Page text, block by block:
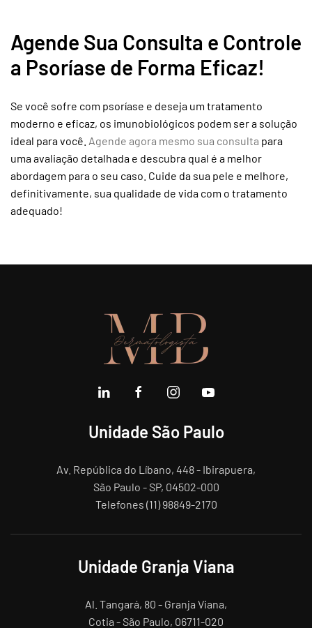
Agende Sua Consulta e Controle
a Psoríase de Forma Eficaz!
Se você sofre com psoríase e deseja um tratamento
moderno e eficaz, os imunobiológicos podem ser a solução
ideal para você. Agende agora mesmo sua consulta para
uma avaliação detalhada e descubra qual é a melhor
abordagem para o seu caso. Cuide da sua pele e melhore,
definitivamente, sua qualidade de vida com o tratamento
adequado!
Unidade São Paulo
Av. República do Líbano, 448 - Ibirapuera,
São Paulo - SP, 04502-000
Telefones (11) 98849-2170
Unidade Granja Viana
Al. Tangará, 80 - Granja Viana,
Cotia - São Paulo, 06711-020